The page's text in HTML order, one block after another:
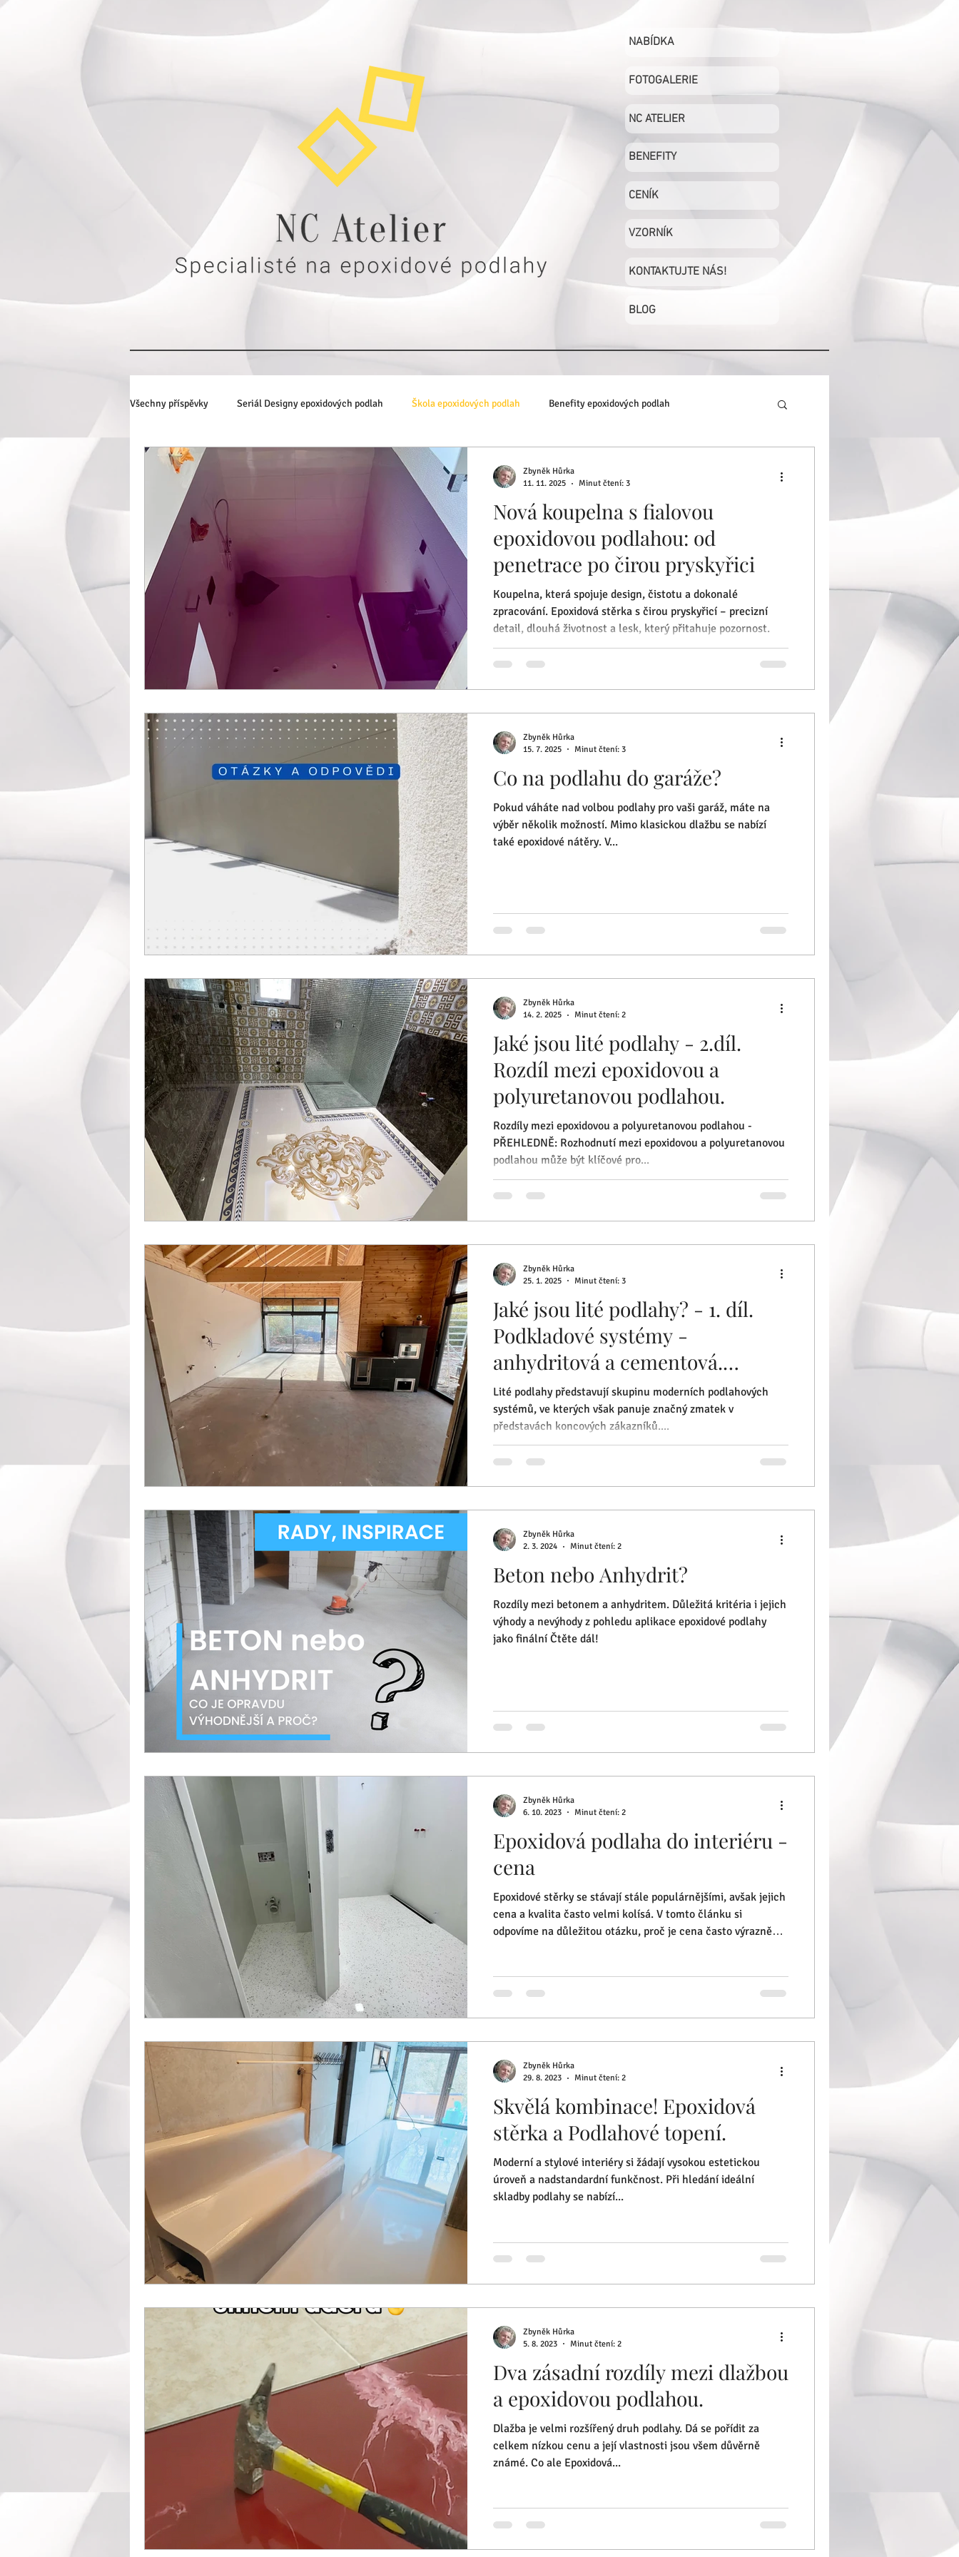
NABÍDKA
FOTOGALERIE
NC ATELIER
BENEFITY
CENÍK
VZORNÍK
KONTAKTUJTE NÁS!
BLOG
Všechny příspěvky Seriál Designy epoxidových podlah Škola epoxidových podlah Benefity epoxidových podlah
3D podlahy s fototapetou
Nová koupelna s fialovou
epoxidovou podlahou: od
penetrace po čirou pryskyřici
Koupelna, která spojuje design, čistotu a dokonalé
zpracování. Epoxidová stěrka s čirou pryskyřicí – precizní
detail, dlouhá životnost a lesk, který přitahuje pozornost.
Zbyněk Hůrka
11. 11. 2025
Minut čtení: 3
Co na podlahu do garáže?
Pokud váháte nad volbou podlahy pro vaši garáž, máte na
výběr několik možností. Mimo klasickou dlažbu se nabízí
také epoxidové nátěry. V...
Zbyněk Hůrka
15. 7. 2025
Minut čtení: 3
Jaké jsou lité podlahy - 2.díl.
Rozdíl mezi epoxidovou a
polyuretanovou podlahou.
Rozdíly mezi epoxidovou a polyuretanovou podlahou -
PŘEHLEDNĚ: Rozhodnutí mezi epoxidovou a polyuretanovou
podlahou může být klíčové pro...
Zbyněk Hůrka
14. 2. 2025
Minut čtení: 2
Jaké jsou lité podlahy? - 1. díl.
Podkladové systémy -
anhydritová a cementová.
Beton?
Lité podlahy představují skupinu moderních podlahových
systémů, ve kterých však panuje značný zmatek v
představách koncových zákazníků....
Zbyněk Hůrka
25. 1. 2025
Minut čtení: 3
Beton nebo Anhydrit?
Rozdíly mezi betonem a anhydritem. Důležitá kritéria i jejich
výhody a nevýhody z pohledu aplikace epoxidové podlahy
jako finální Čtěte dál!
Zbyněk Hůrka
2. 3. 2024
Minut čtení: 2
Epoxidová podlaha do interiéru -
cena
Epoxidové stěrky se stávají stále populárnějšími, avšak jejich
cena a kvalita často velmi kolísá. V tomto článku si
odpovíme na důležitou otázku, proč je cena často výrazně
anhydritovou podlahu. Její síla by měla být minimálně 3mm.
Ačkoliv se to nezdá, taková vrstva představuje poměrně
Zbyněk Hůrka
6. 10. 2023
Minut čtení: 2
Skvělá kombinace! Epoxidová
stěrka a Podlahové topení.
Moderní a stylové interiéry si žádají vysokou estetickou
úroveň a nadstandardní funkčnost. Při hledání ideální
skladby podlahy se nabízí...
Zbyněk Hůrka
29. 8. 2023
Minut čtení: 2
Dva zásadní rozdíly mezi dlažbou
a epoxidovou podlahou.
Dlažba je velmi rozšířený druh podlahy. Dá se pořídit za
celkem nízkou cenu a její vlastnosti jsou všem důvěrně
známé. Co ale Epoxidová...
Zbyněk Hůrka
5. 8. 2023
Minut čtení: 2